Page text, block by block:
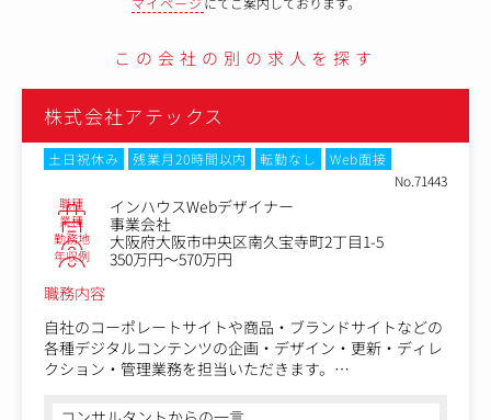
この会社の別の求人を探す
株式会社アテックス
土日祝休み 残業月20時間以内 転勤なし
Web面接
No.71443
職種 インハウスWebデザイナー
業種 事業会社
勤務地 大阪府大阪市中央区南久宝寺町2丁目1-5
年収例
350万円～570万円
職務内容
自社のコーポレートサイトや商品・ブランドサイトなどの
各種デジタルコンテンツの企画・デザイン・更新・ディレ
クション・管理業務を担当いただきます。
＜具体的には＞